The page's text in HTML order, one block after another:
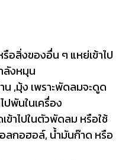
อสิ่งของอื่น ๆ แหย่เข้าไป
งหมุน
,มุ้ง เพราะพัดลมจะดูด
ปพันในเครื่อง
ข้าไปในตัวพัดลม หรือใช้
ลกอฮอล์, น้ำมันก๊าด หรือ